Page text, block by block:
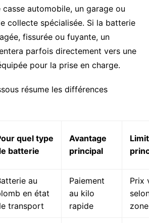
casse automobile, un garage ou
collecte spécialisée. Si la batterie
fissurée ou fuyante, un
parfois directement vers une
pour la prise en charge.
résume les différences
quel type
batterie
Avantage
principal
au
en état
transport
Paiement
au kilo
rapide
Prix
zone